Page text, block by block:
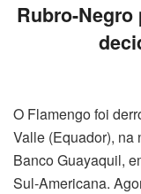
Rubro-Negro
O Flamengo foi
Valle (Equador), na
Banco Guayaquil,
Sul-Americana.